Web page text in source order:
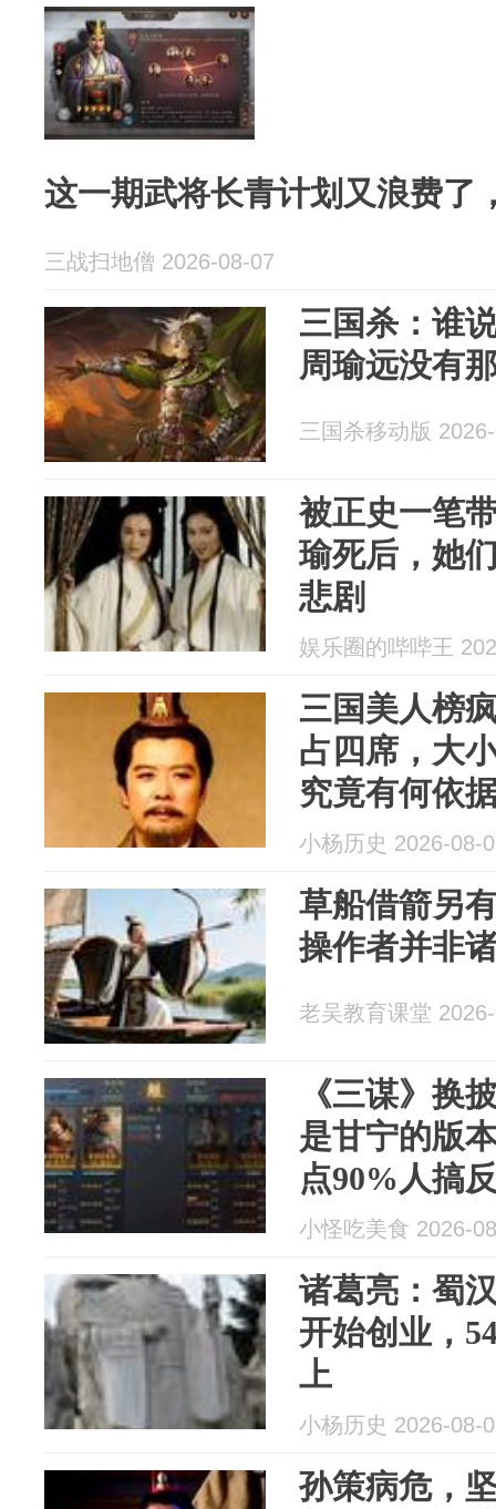
这一期武将长青计划又浪费了
三战扫地僧 2026-08-07
三国杀：谁
周瑜远没有
三国杀移动版
被正史一笔
瑜死后，她
悲剧
娱乐圈的哔哔王
三国美人榜
占四席，大
究竟有何依
小杨历史 2026-08-
草船借箭另
操作者并非
老吴教育课堂
《三谋》换
是甘宁的版
点90%人搞
小怪吃美食 2026-
诸葛亮：蜀
开始创业，
上
小杨历史 2026-08-
孙策病危，